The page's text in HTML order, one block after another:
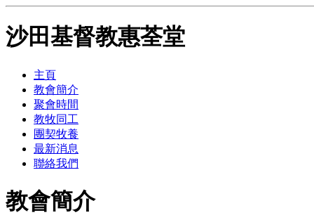
沙田基督教惠荃堂
主頁
教會簡介
聚會時間
教牧同工
團契牧養
最新消息
聯絡我們
教會簡介